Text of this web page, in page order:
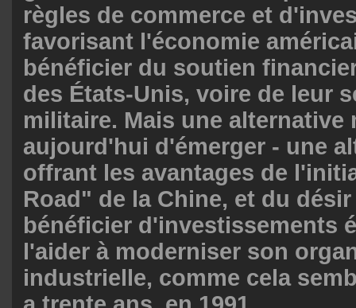
règles de commerce et
favorisant l'économie
bénéficier du soutien
des États-Unis, voire de leur
militaire. Mais une alternative
aujourd'hui d'émerger - une
offrant les avantages de
Road" de la Chine, et du
bénéficier d'investissements
l'aider à moderniser son
industrielle, comme cela